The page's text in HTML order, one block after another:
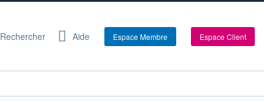
Rechercher Aide Espace Membre Espace Client